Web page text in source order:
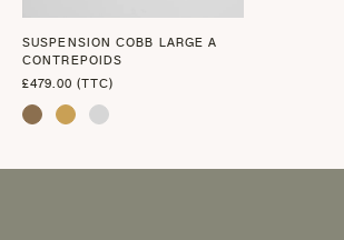
SUSPENSION COBB LARGE A
CONTREPOIDS
£479.00 (TTC)